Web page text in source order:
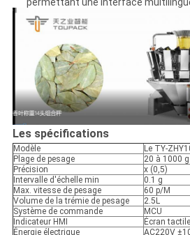
permettant une interface
Les spécifications
Modèle
Le TY-
Plage de pesage
20 à 1000 g
Précision
x (0,5)
Intervalle d'échelle min
0.1 g
Max. vitesse de pesage
60 p/M
Volume de la trémie de pesage
2.5L
Système de commande
MCU
Indicateur HMI
Écran
Énergie électrique
AC220V